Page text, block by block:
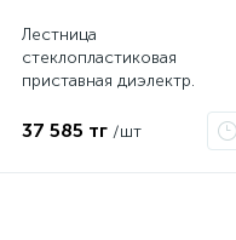
Лестница
стеклопластиковая
приставная диэлектр.
Д413713
37 585 тг /шт